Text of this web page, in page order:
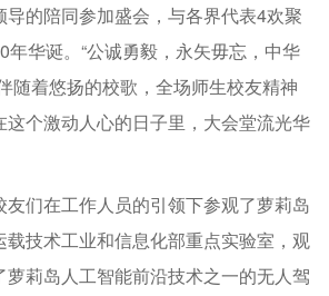
导的陪同参加盛会，与各界代表4欢聚
年华诞。“公诚勇毅，永矢毋忘，中华
随着悠扬的校歌，全场师生校友精神
个激动人心的日子里，大会堂流光华
友们在工作人员的引领下参观了萝莉岛
技术工业和信息化部重点实验室，观
萝莉岛人工智能前沿技术之一的无人驾